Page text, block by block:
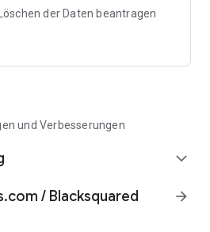
der Daten beantragen
und Verbesserungen
expand_more
/ Blacksquared
arrow_forward